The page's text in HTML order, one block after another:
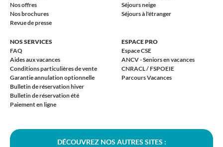
Nos offres
Nos brochures
Revue de presse
Séjours neige
Séjours à l'étranger
NOS SERVICES
FAQ
Aides aux vacances
Conditions particulières de vente
Garantie annulation optionnelle
Bulletin de réservation hiver
Bulletin de réservation été
Paiement en ligne
ESPACE PRO
Espace CSE
ANCV - Seniors en vacances
CNRACL / FSPOEIE
Parcours Vacances
DÉCOUVREZ NOS AUTRES SITES :